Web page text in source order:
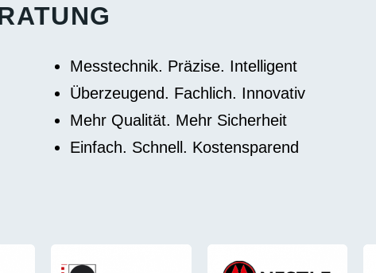
Messtechnik. Präzise. Intelligent
Überzeugend. Fachlich. Innovativ
Mehr Qualität. Mehr Sicherheit
Einfach. Schnell. Kostensparend